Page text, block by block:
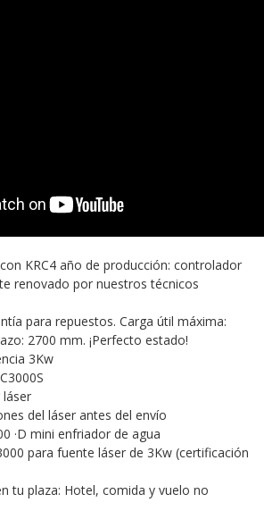
KRC4 año de producción: controlador
renovado por nuestros técnicos
para repuestos. Carga útil máxima:
2700 mm. ¡Perfecto estado!
3Kw
láser
del láser antes del envío
·D mini enfriador de agua
para fuente láser de 3Kw (certificación
tu plaza: Hotel, comida y vuelo no